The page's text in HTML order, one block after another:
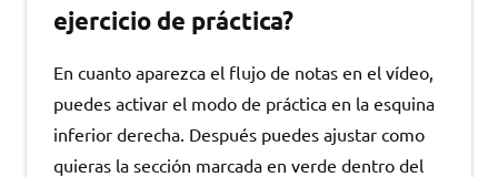
ejercicio de práctica?
En cuanto aparezca el flujo de notas en el vídeo,
puedes activar el modo de práctica en la esquina
inferior derecha. Después puedes ajustar como
quieras la sección marcada en verde dentro del